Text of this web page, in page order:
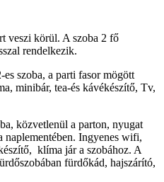
veszi körül. A szoba 2 fő
rendelkezik.
szoba, a parti fasor mögött
minibár, tea-és kávékészítő, Tv,
közvetlenül a parton, nyugat
Ingyenes wifi,
klíma jár a szobához. A
fürdőkád, hajszárító,